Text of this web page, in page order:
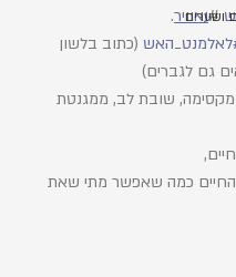
ושערים
#ואוויר.
(כתוב בלשון
גם לגברים)
מקסימה, שובת לב, ממגנטת
החיים כמה שאפשר מתי שאת